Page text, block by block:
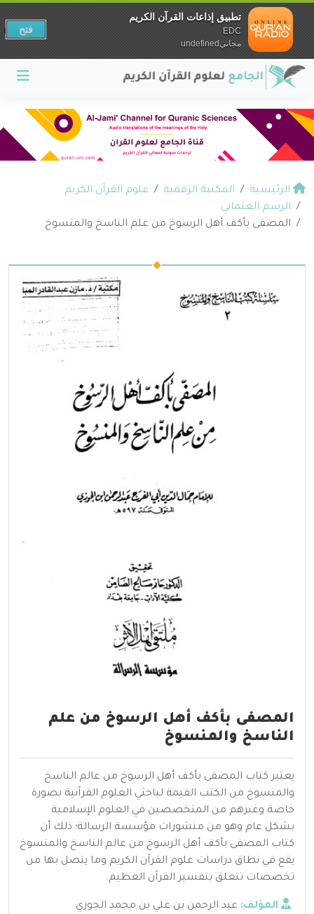
الرئيسية المكتبة الرقمية
علوم القرآن الكريم
الرسم العثماني
المصفى بأكف أهل الرسوخ من علم الناسخ والمنسوخ
المصفى بأكف أهل الرسوخ من علم
الناسخ والمنسوخ
يعتبر كتاب المصفى بأكف أهل الرسوخ من عالم الناسخ
والمنسوخ من الكتب القيمة لباحثي العلوم القرآنية بصورة
خاصة وغيرهم من المتخصصين في العلوم الإسلامية
بشكل عام وهو من منشورات مؤسسة الرسالة؛ ذلك أن
كتاب المصفى بأكف أهل الرسوخ من عالم الناسخ والمنسوخ
يقع في نطاق دراسات علوم القرآن الكريم وما يتصل بها من
تخصصات تتعلق بتفسير القرآن العظيم.
المؤلف: عبد الرحمن بن علي بن محمد الجوزي
تطبيق إذاعات القرآن الكريم
EDC
مجانيundefined
فتح